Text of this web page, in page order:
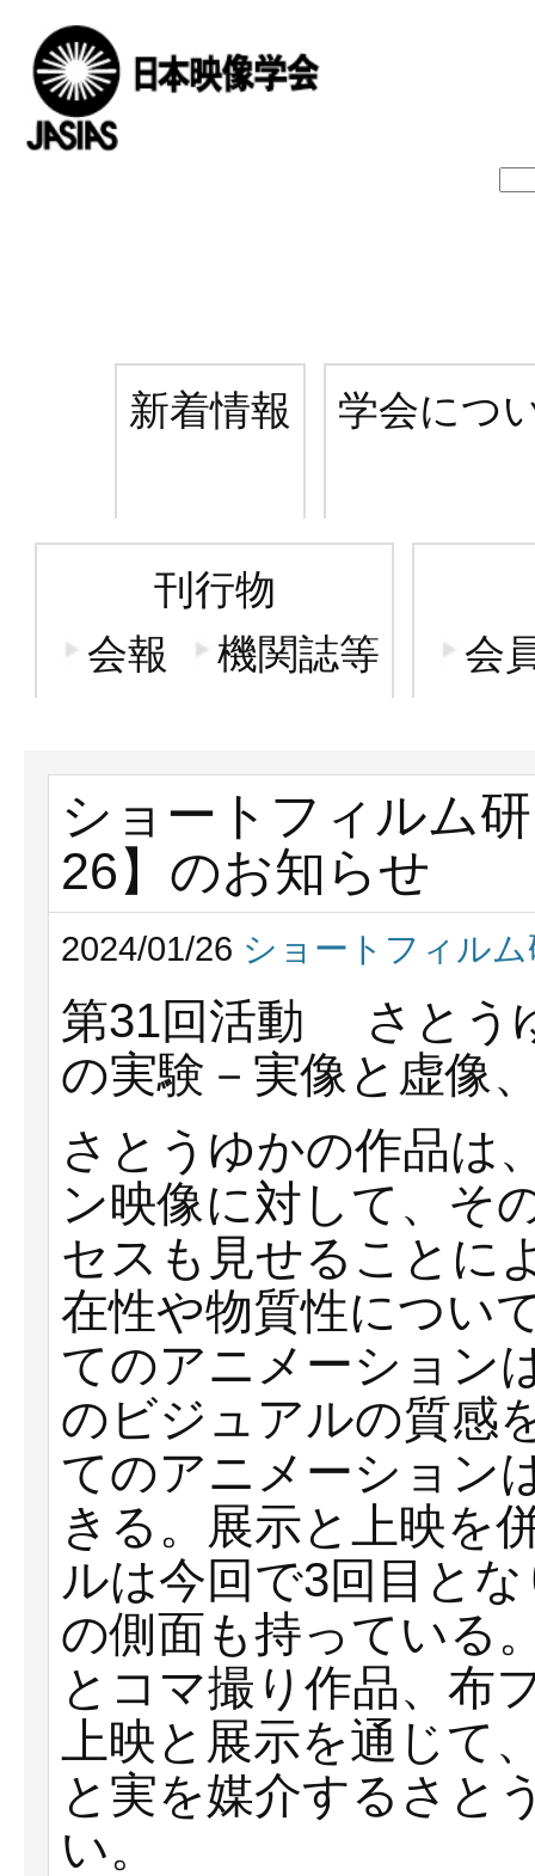
新着情報 学会につ
刊行物
会報
機関誌等 会
ショートフィルム
26】のお知らせ
2024/01/26 ショートフィル
第31回活動 さとう
の実験－実像と虚像
さとうゆかの作品は
ン映像に対して、そ
セスも見せることに
在性や物質性につい
てのアニメーション
のビジュアルの質感
てのアニメーション
きる。展示と上映を
ルは今回で3回目と
の側面も持っている
とコマ撮り作品、布
上映と展示を通じて
と実を媒介するさと
い。